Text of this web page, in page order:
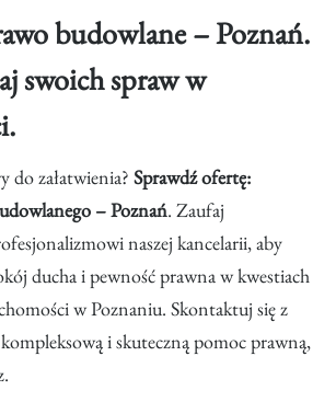
budowlane – Poznań.
swoich spraw w
do załatwienia? Sprawdź ofertę:
– Poznań. Zaufaj
naszej kancelarii, aby
ducha i pewność prawna w kwestiach
w Poznaniu. Skontaktuj się z
i skuteczną pomoc prawną,